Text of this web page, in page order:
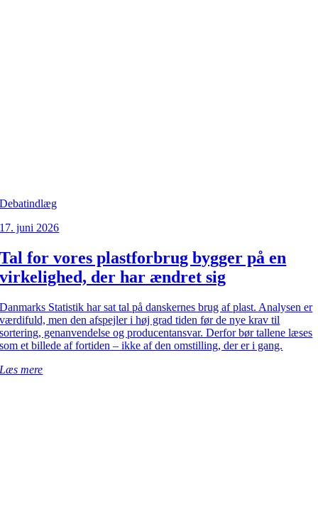
Debatindlæg
17. juni 2026
Tal for vores plastforbrug bygger på en
virkelighed, der har ændret sig
Danmarks Statistik har sat tal på danskernes brug af plast. Analysen er
værdifuld, men den afspejler i høj grad tiden før de nye krav til
sortering, genanvendelse og producentansvar. Derfor bør tallene læses
som et billede af fortiden – ikke af den omstilling, der er i gang.
Læs mere